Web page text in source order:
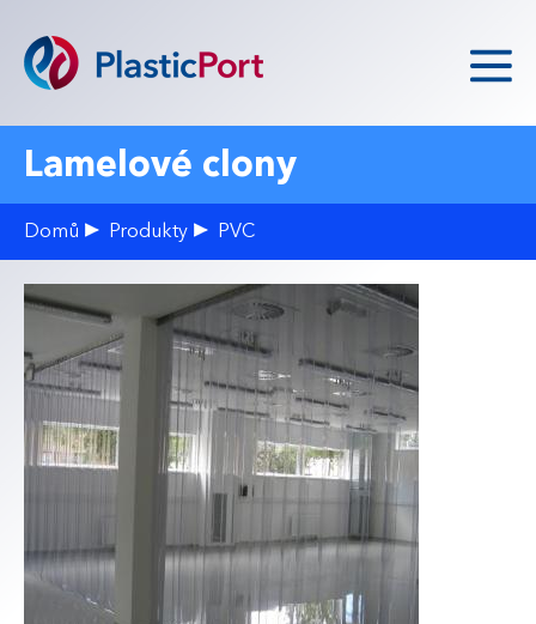
Hlavní menu
Zakázková výroba
Poptávka
O nás
Lamelové clony
Domů Produkty PVC